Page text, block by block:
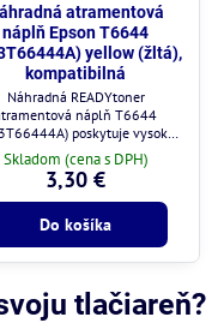
atramentová
náplň Epson T6644
yellow (žltá),
kompatibilná
Náhradná READYtoner
náplň T6644
poskytuje vysokú
tlače a plnú kompatibilitu s
tlačiarňami Epson.
Skladom (cena s DPH)
3,30 €
Do košíka
tlačiareň?